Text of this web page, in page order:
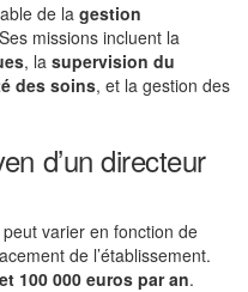
de la gestion
missions incluent la
, la supervision du
des soins, et la gestion des
d’un directeur
varier en fonction de
de l’établissement.
100 000 euros par an.